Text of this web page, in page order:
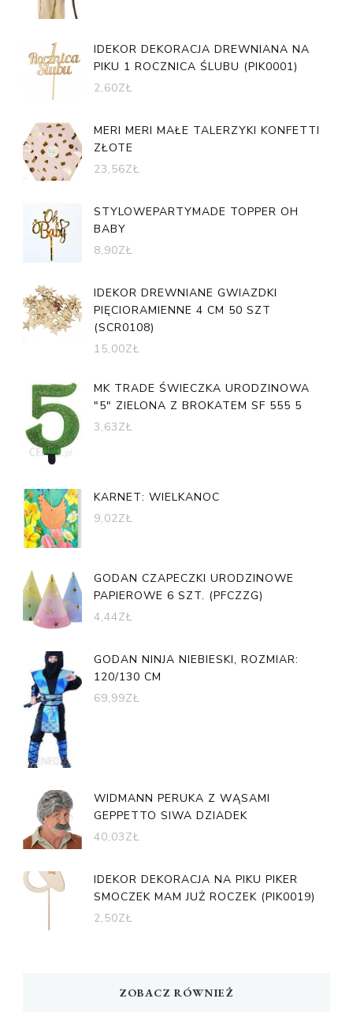
IDEKOR DEKORACJA DREWNIANA NA
PIKU 1 ROCZNICA ŚLUBU (PIK0001)
2,60ZŁ
MERI MERI MAŁE TALERZYKI KONFETTI
ZŁOTE
23,56ZŁ
STYLOWEPARTYMADE TOPPER OH
BABY
8,90ZŁ
IDEKOR DREWNIANE GWIAZDKI
PIĘCIORAMIENNE 4 CM 50 SZT
(SCR0108)
15,00ZŁ
MK TRADE ŚWIECZKA URODZINOWA
"5" ZIELONA Z BROKATEM SF 555 5
3,63ZŁ
KARNET: WIELKANOC
9,02ZŁ
GODAN CZAPECZKI URODZINOWE
PAPIEROWE 6 SZT. (PFCZZG)
4,44ZŁ
GODAN NINJA NIEBIESKI, ROZMIAR:
120/130 CM
69,99ZŁ
WIDMANN PERUKA Z WĄSAMI
GEPPETTO SIWA DZIADEK
40,03ZŁ
IDEKOR DEKORACJA NA PIKU PIKER
SMOCZEK MAM JUŻ ROCZEK (PIK0019)
2,50ZŁ
ZOBACZ RÓWNIEŻ